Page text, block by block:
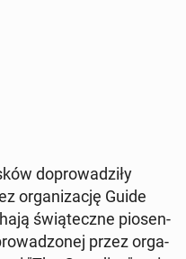
do­pro­wa­dzi­ły
or­ga­ni­za­cję Guide
świą­tecz­ne pio­sen­
przez or­ga­